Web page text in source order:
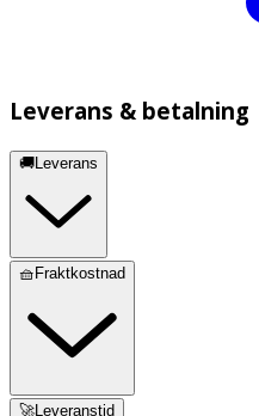
Leverans & betalning
🚚Leverans
🧺Fraktkostnad
🚀Leveranstid